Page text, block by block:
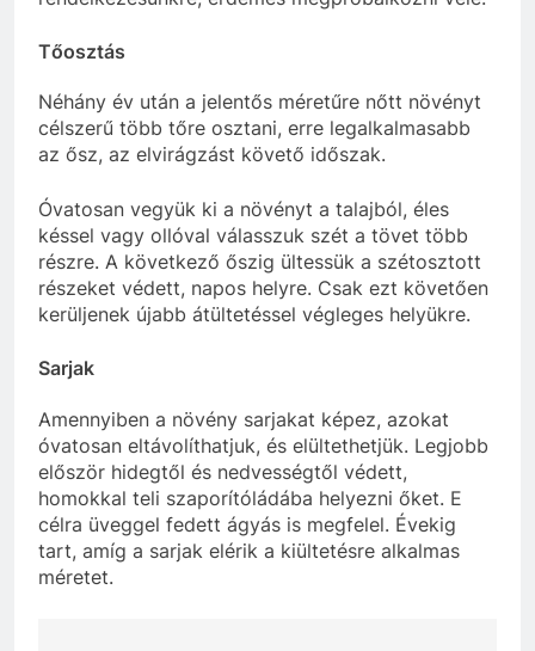
Tőosztás
Néhány év után a jelentős méretűre nőtt növényt
célszerű több tőre osztani, erre legalkalmasabb
az ősz, az elvirágzást követő időszak.
Óvatosan vegyük ki a növényt a talajból, éles
késsel vagy ollóval válasszuk szét a tövet több
részre. A következő őszig ültessük a szétosztott
részeket védett, napos helyre. Csak ezt követően
kerüljenek újabb átültetéssel végleges helyükre.
Sarjak
Amennyiben a növény sarjakat képez, azokat
óvatosan eltávolíthatjuk, és elültethetjük. Legjobb
először hidegtől és nedvességtől védett,
homokkal teli szaporítóládába helyezni őket. E
célra üveggel fedett ágyás is megfelel. Évekig
tart, amíg a sarjak elérik a kiültetésre alkalmas
méretet.